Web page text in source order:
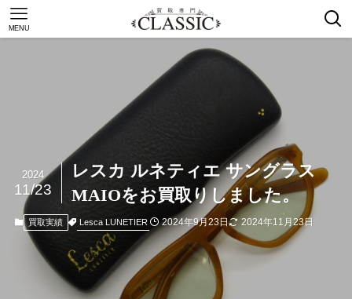
MENU
レスカ ルネティエ サングラス
MAIOをお買取りしました。
2024
11/23
買取実績 Lesca LUNETIER 2024年9月23日 2024年11月23日